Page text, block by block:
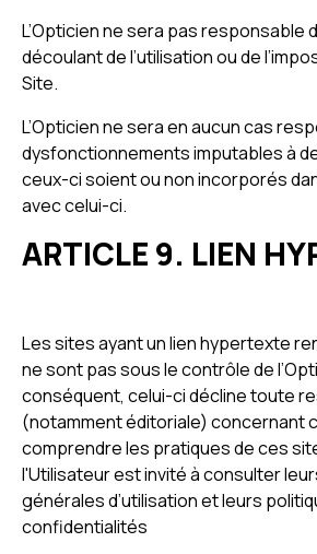
L’Opticien ne sera pas responsable
découlant de l’utilisation ou de
Site.
L’Opticien ne sera en aucun cas
dysfonctionnements imputables à
ceux-ci soient ou non incorporés
avec celui-ci.
ARTICLE 9. LIEN
Les sites ayant un lien hypertexte
ne sont pas sous le contrôle de
conséquent, celui-ci décline toute
(notamment éditoriale) concernant
comprendre les pratiques de ces
l'Utilisateur est invité à consulter
générales d’utilisation et leurs
confidentialités